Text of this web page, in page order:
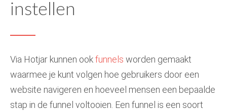
instellen
Via Hotjar kunnen ookfunnels worden gemaakt
waarmee je kunt volgen hoe gebruikers door een
website navigeren en hoeveel mensen een bepaalde
stap in de funnel voltooien. Een funnel is een soort